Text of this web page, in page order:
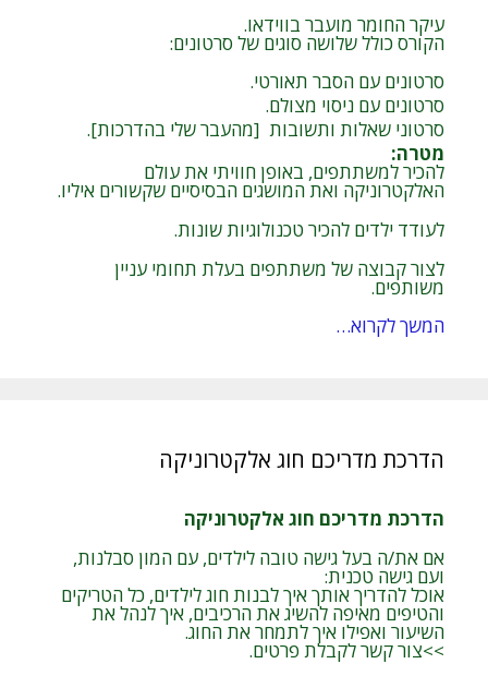
עיקר החומר מועבר בווידאו.
הקורס כולל שלושה סוגים של סרטונים:
סרטונים עם הסבר תאורטי.
סרטונים עם ניסוי מצולם.
סרטוני שאלות ותשובות [מהעבר שלי בהדרכות].
מטרה:
להכיר למשתתפים, באופן חוויתי את עולם
האלקטרוניקה ואת המושגים הבסיסיים שקשורים איליו.
לעודד ילדים להכיר טכנולוגיות שונות.
לצור קבוצה של משתתפים בעלת תחומי עניין
משותפים.
המשך לקרוא…
הדרכת מדריכם חוג אלקטרוניקה
הדרכת מדריכם חוג אלקטרוניקה
אם את/ה בעל גישה טובה לילדים, עם המון סבלנות,
ועם גישה טכנית:
אוכל להדריך אותך איך לבנות חוג לילדים, כל הטריקים
והטיפים מאיפה להשיג את הרכיבים, איך לנהל את
השיעור ואפילו איך לתמחר את החוג.
>>צור קשר לקבלת פרטים.